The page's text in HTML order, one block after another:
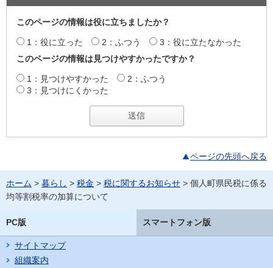
このページの情報は役に立ちましたか？
1：役に立った 2：ふつう
3：役に立たなかった
このページの情報は見つけやすかったですか？
1：見つけやすかった
2：ふつう
3：見つけにくかった
ページの先頭へ戻る
ホーム > 暮らし > 税金 > 税に関するお知らせ > 個人町県民税に係る
均等割税率の加算について
PC版 スマートフォン版
サイトマップ
組織案内